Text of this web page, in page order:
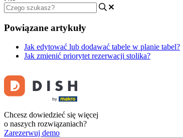
Powiązane artykuły
Jak edytować lub dodawać tabele w planie tabel?
Jak zmienić priorytet rezerwacji stolika?
Chcesz dowiedzieć się więcej
o naszych rozwiązaniach?
Zarezerwuj demo